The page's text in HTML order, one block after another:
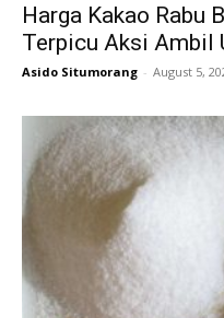
Harga Kakao Rabu
Terpicu Aksi Ambil
Asido Situmorang - August 5,